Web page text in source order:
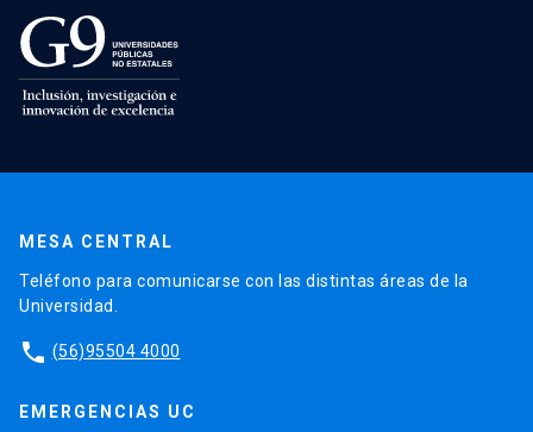
MESA CENTRAL
Teléfono para comunicarse con las distintas áreas de la
Universidad.
phone (56)95504 4000
EMERGENCIAS UC